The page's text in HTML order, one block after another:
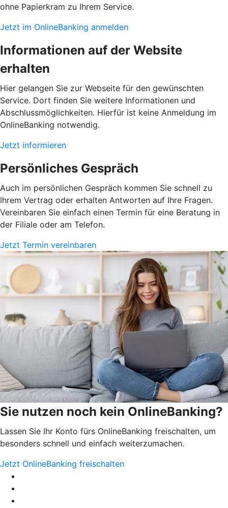
ohne Papierkram zu Ihrem Service.
Jetzt im OnlineBanking anmelden
Informationen auf der Website
erhalten
Hier gelangen Sie zur Webseite für den gewünschten
Service. Dort finden Sie weitere Informationen und
Abschlussmöglichkeiten. Hierfür ist keine Anmeldung im
OnlineBanking notwendig.
Jetzt informieren
Persönliches Gespräch
Auch im persönlichen Gespräch kommen Sie schnell zu
Ihrem Vertrag oder erhalten Antworten auf Ihre Fragen.
Vereinbaren Sie einfach einen Termin für eine Beratung in
der Filiale oder am Telefon.
Jetzt Termin vereinbaren
Sie nutzen noch kein OnlineBanking?
Lassen Sie Ihr Konto fürs OnlineBanking freischalten, um
besonders schnell und einfach weiterzumachen.
Jetzt OnlineBanking freischalten